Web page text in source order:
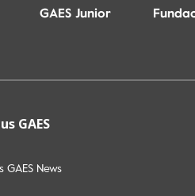
GAES Junior
GAES
GAES News